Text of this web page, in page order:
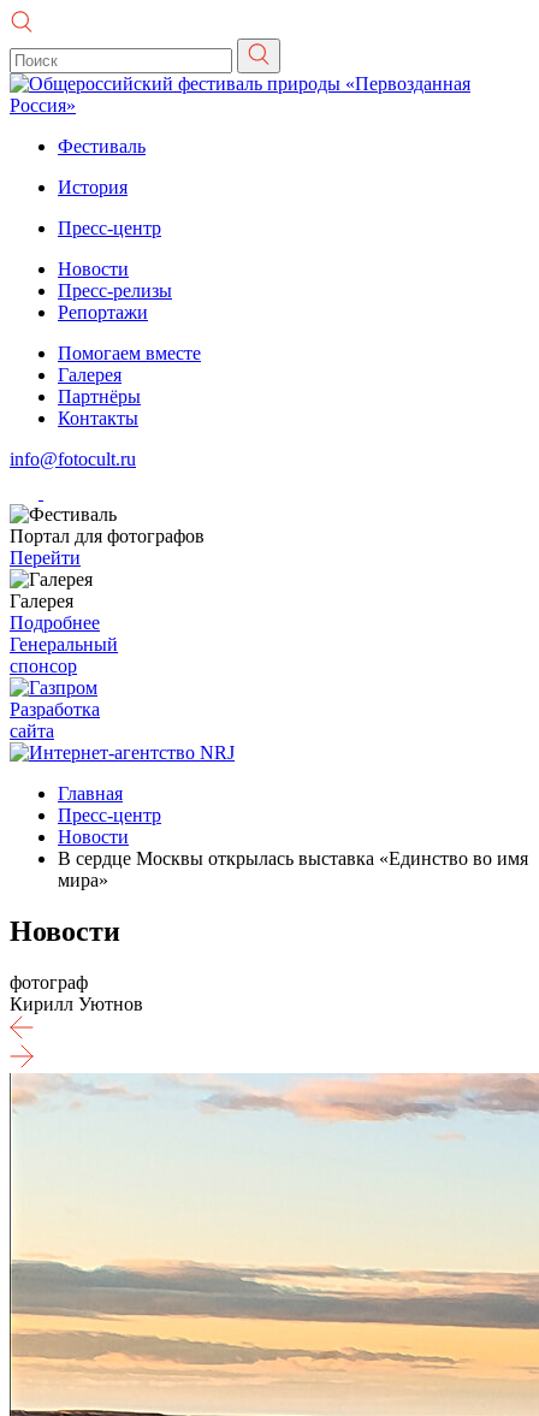
Фестиваль
История
Пресс-центр
Новости
Пресс-релизы
Репортажи
Помогаем вместе
Галерея
Партнёры
Контакты
info@fotocult.ru
Портал для фотографов
Перейти
Галерея
Подробнее
Генеральный
спонсор
Разработка
сайта
Главная
Пресс-центр
Новости
В сердце Москвы открылась выставка «Единство во имя
мира»
Новости
фотограф
Кирилл Уютнов